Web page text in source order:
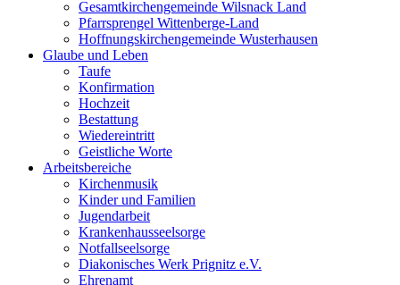
Gesamtkirchengemeinde Wilsnack Land
Pfarrsprengel Wittenberge-Land
Hoffnungskirchengemeinde Wusterhausen
Glaube und Leben
Taufe
Konfirmation
Hochzeit
Bestattung
Wiedereintritt
Geistliche Worte
Arbeitsbereiche
Kirchenmusik
Kinder und Familien
Jugendarbeit
Krankenhausseelsorge
Notfallseelsorge
Diakonisches Werk Prignitz e.V.
Ehrenamt